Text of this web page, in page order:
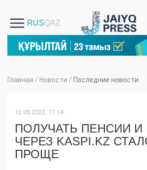
Главная / Новости / Последние новости
12.05.2022, 11:14
ПОЛУЧАТЬ ПЕНСИИ
ЧЕРЕЗ KASPI.KZ
ПРОЩЕ